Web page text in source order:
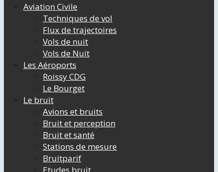
Aviation Civile
Techniques de vol
Flux de trajectoires
Vols de nuit
Vols de Nuit
Les Aéroports
Roissy CDG
Le Bourget
Le bruit
Avions et bruits
Bruit et perception
Bruit et santé
Stations de mesure
Bruitparif
Etudes bruit